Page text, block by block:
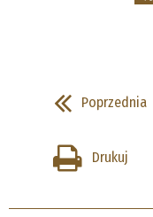
Poprzednia
Drukuj